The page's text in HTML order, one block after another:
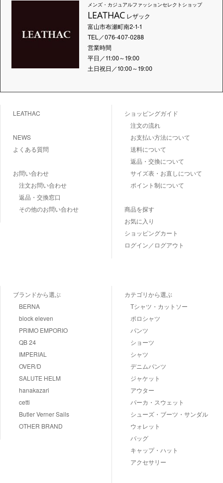
メンズ・カジュアルファッションセレクトショップ
LEATHACレザック
富山市布瀬町南2-1-1
TEL／076-407-0288
営業時間
平日／11:00～19:00
土日祝日／10:00～19:00
LEATHAC
NEWS
よくある質問
お問い合わせ
注文お問い合わせ
返品・交換窓口
その他のお問い合わせ
ショッピングガイド
注文の流れ
お支払い方法について
送料について
返品・交換について
サイズ表・お直しについて
ポイント制について
商品を探す
お気に入り
ショッピングカート
ログイン／ログアウト
ブランドから選ぶ
BERNA
block eleven
PRIMO EMPORIO
QB 24
IMPERIAL
OVER/D
SALUTE HELM
hanakazari
cetti
Butler Verner Sails
OTHER BRAND
カテゴリから選ぶ
Tシャツ・カットソー
ポロシャツ
パンツ
ショーツ
シャツ
デニムパンツ
ジャケット
アウター
パーカ・スウェット
シューズ・ブーツ・サンダル
ウォレット
バッグ
キャップ・ハット
アクセサリー